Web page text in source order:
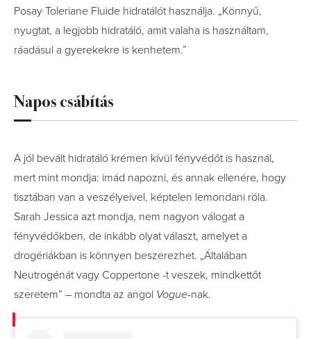
Posay Toleriane Fluide hidratálót használja. „Könnyű,
nyugtat, a legjobb hidratáló, amit valaha is használtam,
ráadásul a gyerekekre is kenhetem.”
Napos csábítás
A jól bevált hidratáló krémen kívül fényvédőt is használ,
mert mint mondja: imád napozni, és annak ellenére, hogy
tisztában van a veszélyeivel, képtelen lemondani róla.
Sarah Jessica azt mondja, nem nagyon válogat a
fényvédőkben, de inkább olyat választ, amelyet a
drogériákban is könnyen beszerezhet. „Általában
Neutrogénát vagy Coppertone -t veszek, mindkettőt
szeretem” – mondta az angol Vogue-nak.